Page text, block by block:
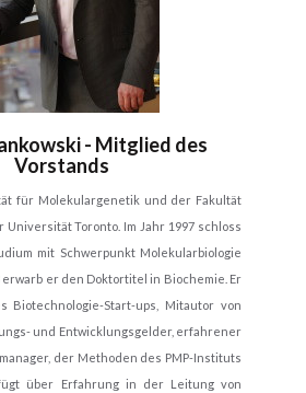
- Mitglied des
Vorstands
für Molekulargenetik und der Fakultät
Toronto. Im Jahr 1997 schloss
mit Schwerpunkt Molekularbiologie
erwarb er den Doktortitel in Biochemie. Er
Biotechnologie-Start-ups, Mitautor von
und Entwicklungsgelder, erfahrener
der Methoden des PMP-Instituts
über Erfahrung in der Leitung von